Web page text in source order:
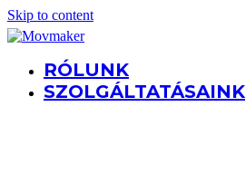
Skip to content
RÓLUNK
SZOLGÁLTATÁSAINK